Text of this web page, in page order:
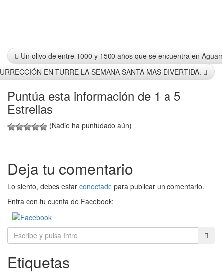
InfoUn olivo de entre 1000 y 1500 años que se encuentra en
EN TURRE LA SEMANA SANTA MAS DIVERTIDA.
Puntúa esta información de 1 a 5
Estrellas
(Nadie ha puntudado aún)
Deja tu comentario
Lo siento, debes estar conectado para publicar un comentario.
Entra con tu cuenta de Facebook:
Etiquetas